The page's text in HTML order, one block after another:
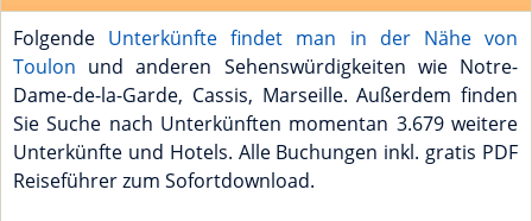
Folgende Unterkünfte findet man in der Nähe von
Toulon und anderen Sehenswürdigkeiten wie Notre-
Dame-de-la-Garde, Cassis, Marseille. Außerdem finden
Sie Suche nach Unterkünften momentan 3.679 weitere
Unterkünfte und Hotels. Alle Buchungen inkl. gratis PDF
Reiseführer zum Sofortdownload.